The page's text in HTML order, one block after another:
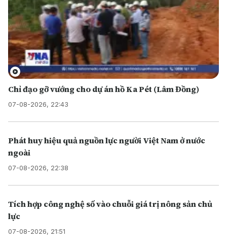
Chỉ đạo gỡ vướng cho dự án hồ Ka Pét (Lâm Đồng)
07-08-2026, 22:43
Phát huy hiệu quả nguồn lực người Việt Nam ở nước
ngoài
07-08-2026, 22:38
Tích hợp công nghệ số vào chuỗi giá trị nông sản chủ
lực
07-08-2026, 21:51